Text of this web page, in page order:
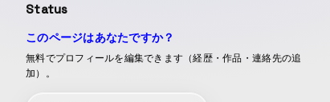
Status
このページはあなたですか？
無料でプロフィールを編集できます（経歴・作品・連絡先の追
加）。